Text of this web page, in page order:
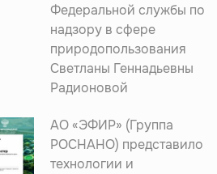
Федеральной службы по
надзору в сфере
природопользования
Светланы Геннадьевны
Радионовой
АО «ЭФИР» (Группа
РОСНАНО) представило
технологии и